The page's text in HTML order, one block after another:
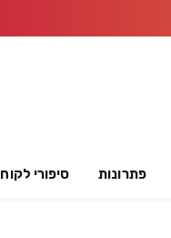
פתרונות סיפורי לקוח